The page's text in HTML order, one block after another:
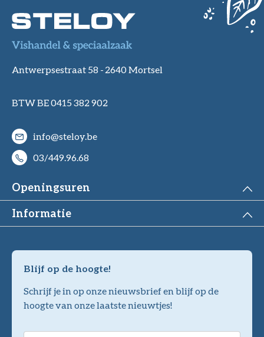
Antwerpsestraat 58 - 2640 Mortsel
BTW BE 0415 382 902
info@steloy.be
03/449.96.68
Openingsuren
Informatie
Blijf op de hoogte!
Schrijf je in op onze nieuwsbrief en blijf op de
hoogte van onze laatste nieuwtjes!